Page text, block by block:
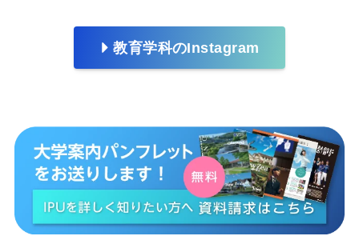
教育学科のInstagram